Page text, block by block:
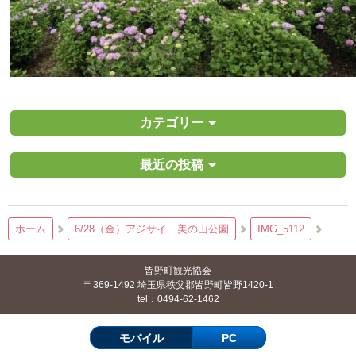
カテゴリー
最近の投稿
ホーム 6/28（金）アジサイ 美の山公園 IMG_5112
皆野町観光協会
〒369-1492 埼玉県秩父郡皆野町皆野1420-1
tel：0494-62-1462
モバイル PC